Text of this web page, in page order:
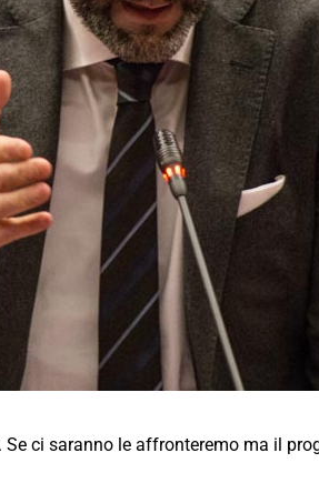
ci saranno le affronteremo ma il